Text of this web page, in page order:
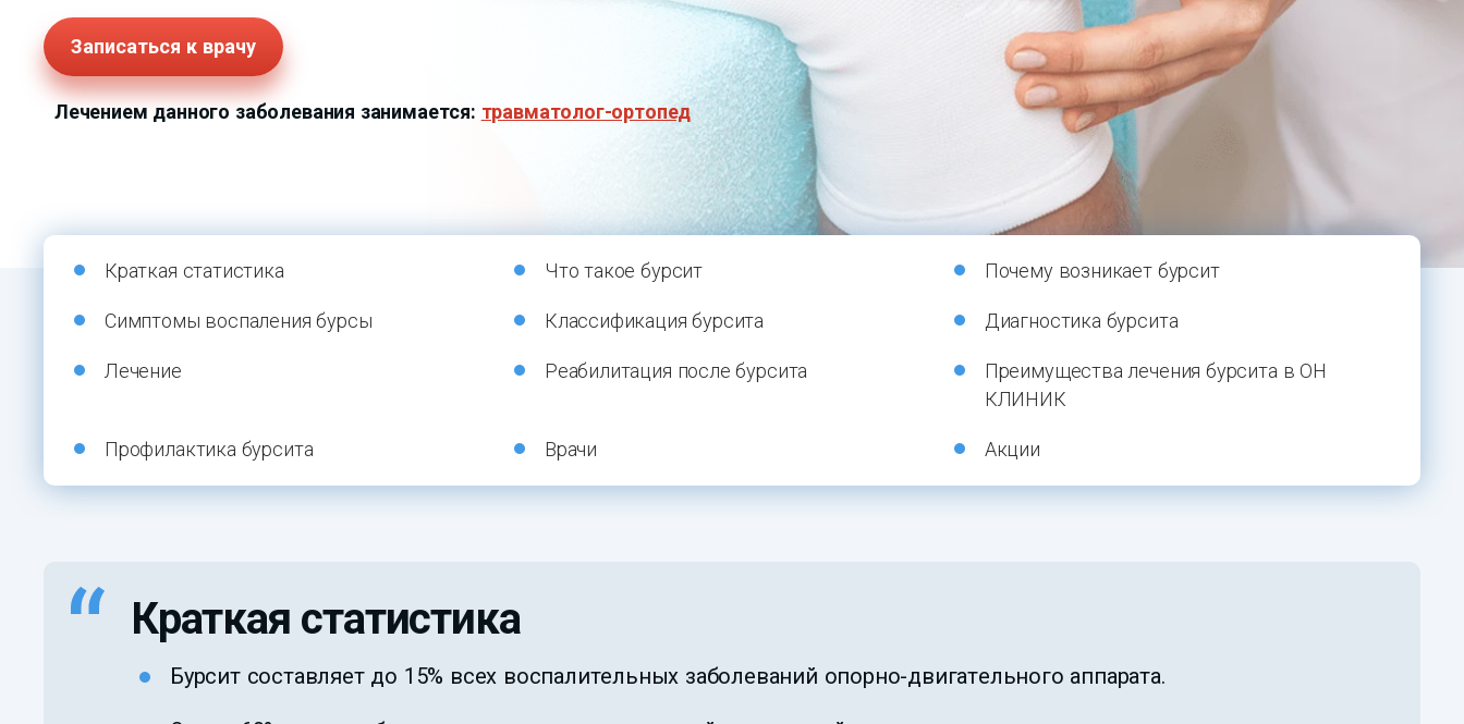
Записаться к врачу
Лечением данного заболевания занимается: травматолог-ортопед
Краткая статистика Что такое бурсит Почему возникает бурсит
Симптомы воспаления бурсы Классификация бурсита Диагностика бурсита
Лечение Реабилитация после бурсита
Преимущества лечения бурсита в ОН
КЛИНИК
Профилактика бурсита Врачи Акции
Краткая статистика
Бурсит составляет до 15% всех воспалительных заболеваний опорно-двигательного аппарата.